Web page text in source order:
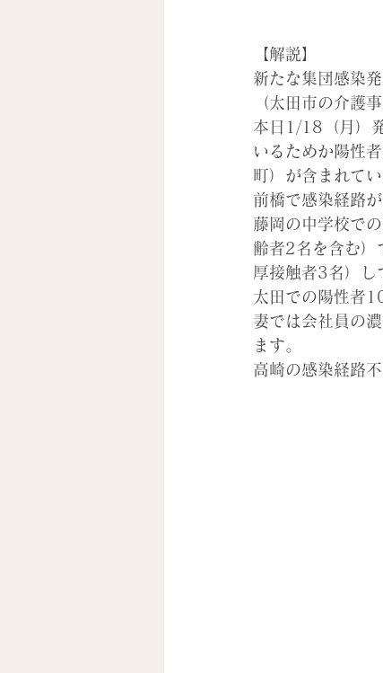
【解説】
新たな集団感染
（太田市の介護
本日1/18（月）
いるためか陽性
町）が含まれてい
前橋で感染経路
藤岡の中学校で
齢者2名を含む）
厚接触者3名）し
太田での陽性者
妻では会社員の
ます。
高崎の感染経路